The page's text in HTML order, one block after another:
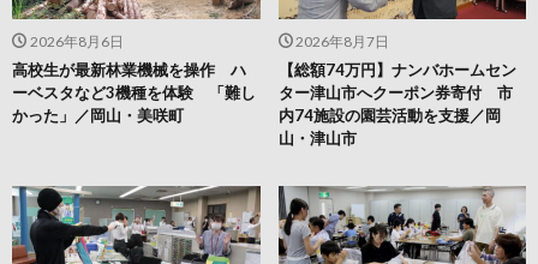
2026年8月7日
【総額74万円】ナンバホームセン
ター津山市へクーポン券寄付 市
内74施設の園芸活動を支援／岡
山・津山市
2026年8月6日
高校生が最新林業機械を操作 ハ
ーベスタなど3機種を体験 「難し
かった」／岡山・美咲町